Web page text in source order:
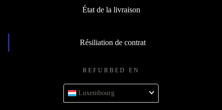
État de la livraison
Résiliation de contrat
REFURBED EN
Luxembourg